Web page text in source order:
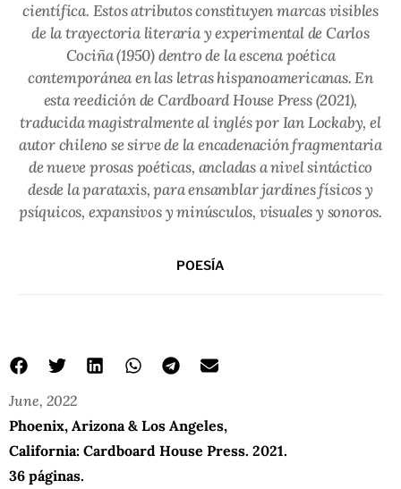
científica. Estos atributos constituyen marcas visibles
de la trayectoria literaria y experimental de Carlos
Cociña (1950) dentro de la escena poética
contemporánea en las letras hispanoamericanas. En
esta reedición de Cardboard House Press (2021),
traducida magistralmente al inglés por Ian Lockaby, el
autor chileno se sirve de la encadenación fragmentaria
de nueve prosas poéticas, ancladas a nivel sintáctico
desde la parataxis, para ensamblar jardines físicos y
psíquicos, expansivos y minúsculos, visuales y sonoros.
POESÍA
June, 2022
Phoenix, Arizona & Los Angeles,
California: Cardboard House Press. 2021.
36 páginas.